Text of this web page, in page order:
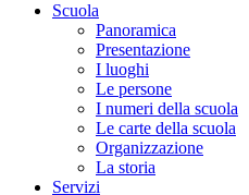
Scuola
Panoramica
Presentazione
I luoghi
Le persone
I numeri della scuola
Le carte della scuola
Organizzazione
La storia
Servizi